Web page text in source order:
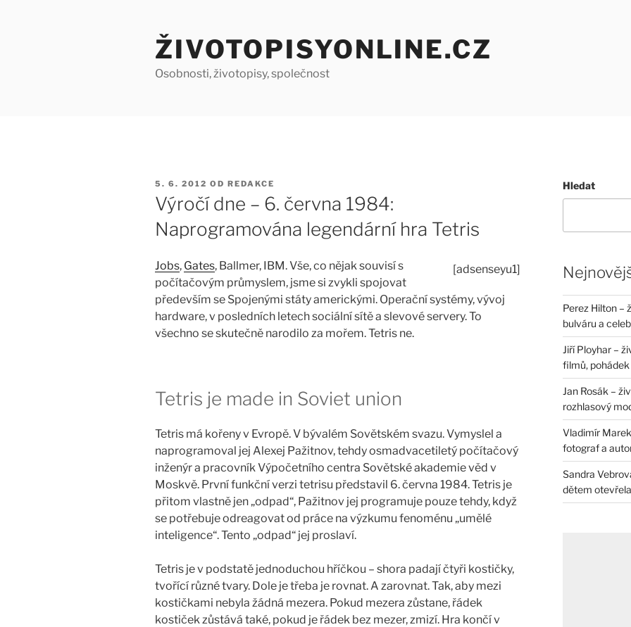
ŽIVOTOPISYONLINE.CZ
Osobnosti, životopisy, společnost
PUBLIKOVÁNO
5. 6. 2012 OD REDAKCE
Výročí dne – 6. června 1984:
Naprogramována legendární hra Tetris
[adsenseyu1]
Jobs, Gates, Ballmer, IBM. Vše, co nějak souvisí s
počítačovým průmyslem, jsme si zvykli spojovat
především se Spojenými státy americkými. Operační systémy, vývoj
hardware, v posledních letech sociální sítě a slevové servery. To
všechno se skutečně narodilo za mořem. Tetris ne.
Tetris je made in Soviet union
Tetris má kořeny v Evropě. V bývalém Sovětském svazu. Vymyslel a
naprogramoval jej Alexej Pažitnov, tehdy osmadvacetiletý počítačový
inženýr a pracovník Výpočetního centra Sovětské akademie věd v
Moskvě. První funkční verzi tetrisu představil 6. června 1984. Tetris je
přitom vlastně jen „odpad“, Pažitnov jej programuje pouze tehdy, když
se potřebuje odreagovat od práce na výzkumu fenoménu „umělé
inteligence“. Tento „odpad“ jej proslaví.
Tetris je v podstatě jednoduchou hříčkou – shora padají čtyři kostičky,
tvořící různé tvary. Dole je třeba je rovnat. A zarovnat. Tak, aby mezi
kostičkami nebyla žádná mezera. Pokud mezera zůstane, řádek
kostiček zůstává také, pokud je řádek bez mezer, zmizí. Hra končí v
Hledat
Perez Hilton –
bulváru a
Jiří Ployhar –
filmů, pohádek
Jan Rosák –
rozhlasový
Vladimír
fotograf a
Sandra
dětem